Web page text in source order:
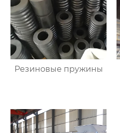
Резиновые пружины